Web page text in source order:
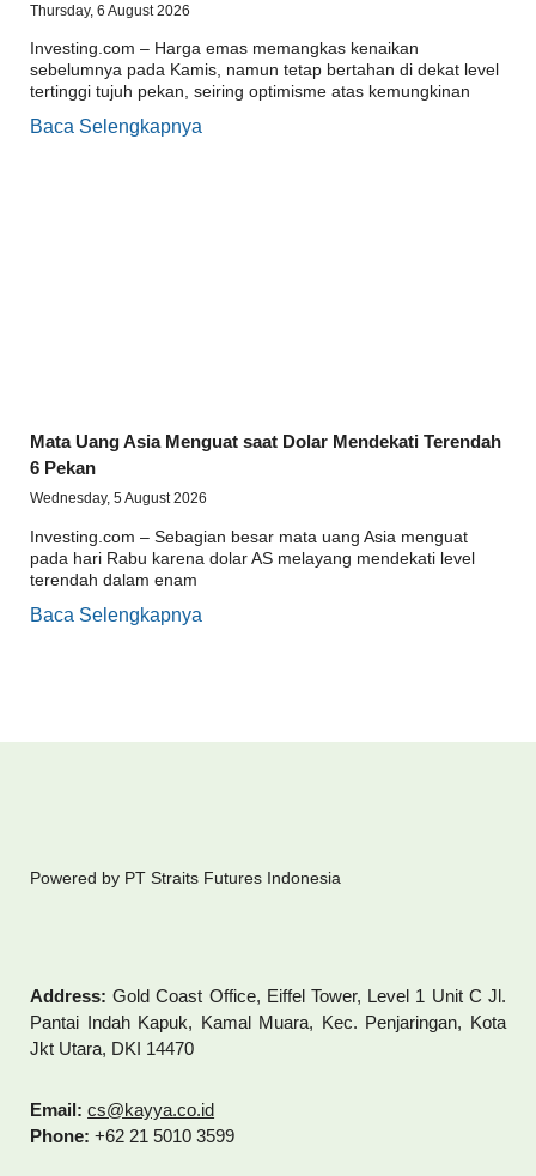
Thursday, 6 August 2026
Investing.com – Harga emas memangkas kenaikan
sebelumnya pada Kamis, namun tetap bertahan di dekat level
tertinggi tujuh pekan, seiring optimisme atas kemungkinan
Baca Selengkapnya
Mata Uang Asia Menguat saat Dolar Mendekati Terendah
6 Pekan
Wednesday, 5 August 2026
Investing.com – Sebagian besar mata uang Asia menguat
pada hari Rabu karena dolar AS melayang mendekati level
terendah dalam enam
Baca Selengkapnya
Powered by PT Straits Futures Indonesia
Address: Gold Coast Office, Eiffel Tower, Level 1 Unit C Jl.
Pantai Indah Kapuk, Kamal Muara, Kec. Penjaringan, Kota
Jkt Utara, DKI 14470
Email: cs@kayya.co.id
Phone: +62 21 5010 3599